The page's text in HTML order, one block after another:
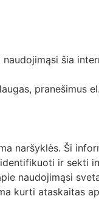
šia
pranešimus
naršyklės. Ši
ir sekti
naudojimąsi
kurti ataskaitas